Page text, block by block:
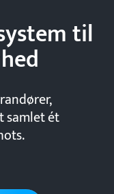
til
samlet ét